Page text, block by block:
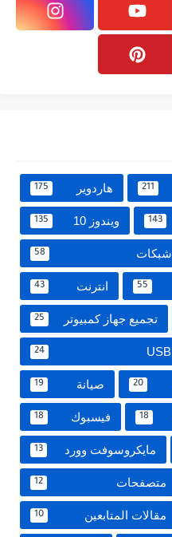
211 هاردوير 175
143 ويندوز 10 135
شبكات 58
55 انترنت 43
تجميع جهاز كمبيوتر 25
24
20 صيانة 19
18 فيسبوك 18
مايكروسوفت وورد 13
متصفحات 12
مقالات المتابعين 10